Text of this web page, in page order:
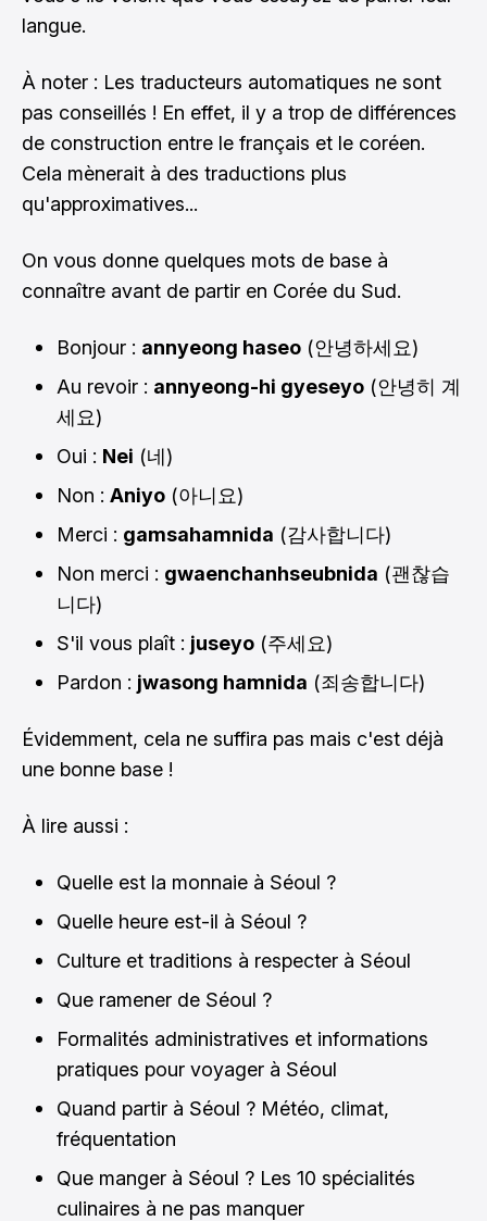
langue.
À noter : Les traducteurs automatiques ne sont
pas conseillés ! En effet, il y a trop de différences
de construction entre le français et le coréen.
Cela mènerait à des traductions plus
qu'approximatives...
On vous donne quelques mots de base à
connaître avant de partir en Corée du Sud.
Bonjour : annyeong haseo (안녕하세요)
Au revoir : annyeong-hi gyeseyo (안녕히 계
세요)
Oui : Nei (네 )
Non : Aniyo (아니요)
Merci : gamsahamnida (감사합니다)
Non merci : gwaenchanhseubnida (괜찮습
니다)
S'il vous plaît : juseyo (주세요)
Pardon : jwasong hamnida (죄송합니다)
Évidemment, cela ne suffira pas mais c'est déjà
une bonne base !
À lire aussi :
Quelle est la monnaie à Séoul ?
Quelle heure est-il à Séoul ?
Culture et traditions à respecter à Séoul
Que ramener de Séoul ?
Formalités administratives et informations
pratiques pour voyager à Séoul
Quand partir à Séoul ? Météo, climat,
fréquentation
Que manger à Séoul ? Les 10 spécialités
culinaires à ne pas manquer